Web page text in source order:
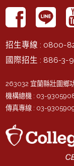
招生專線 : 0800-
國際招生 : 886-3-
263032 宜蘭縣壯圍鄉
機構總機 : 03-
傳真專線 : 03-